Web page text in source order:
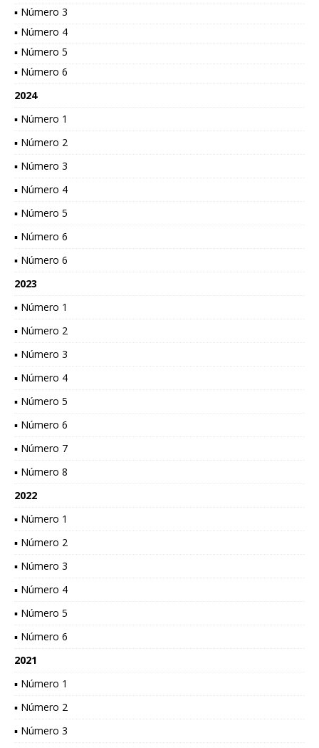
▪ Número 3
▪ Número 4
▪ Número 5
▪ Número 6
2024
▪ Número 1
▪ Número 2
▪ Número 3
▪ Número 4
▪ Número 5
▪ Número 6
▪ Número 6
2023
▪ Número 1
▪ Número 2
▪ Número 3
▪ Número 4
▪ Número 5
▪ Número 6
▪ Número 7
▪ Número 8
2022
▪ Número 1
▪ Número 2
▪ Número 3
▪ Número 4
▪ Número 5
▪ Número 6
2021
▪ Número 1
▪ Número 2
▪ Número 3